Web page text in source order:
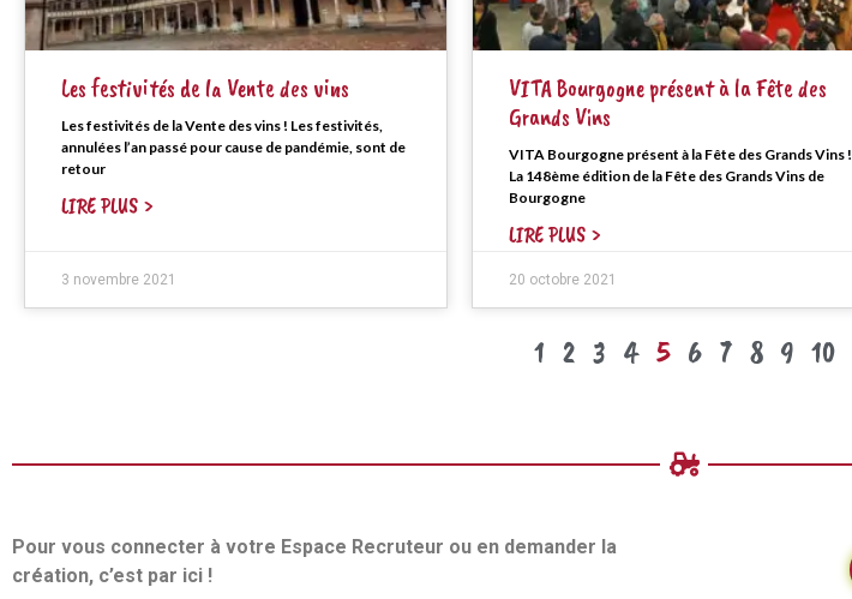
Les festivités de la Vente des vins
Les festivités de la Vente des vins ! Les festivités,
annulées l’an passé pour cause de pandémie, sont de
retour
LIRE PLUS >
3 novembre 2021
VITA Bourgogne présent à la Fête des
Grands Vins
VITA Bourgogne présent à la Fête des Grands Vins !
La 148ème édition de la Fête des Grands Vins de
Bourgogne
LIRE PLUS >
20 octobre 2021
1 2 3 4 5 6 7 8 9 10
Pour vous connecter à votre Espace Recruteur ou en demander la
création, c’est par ici !